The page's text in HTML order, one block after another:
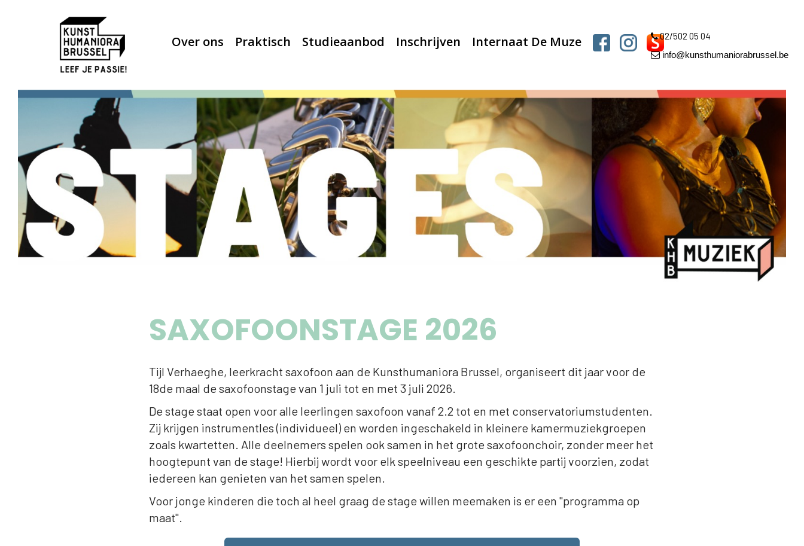
Over ons Praktisch Studieaanbod Inschrijven Internaat De Muze 02/502 05 04
info@kunsthumaniorabrussel.be
SAXOFOONSTAGE 2026
Tijl Verhaeghe, leerkracht saxofoon aan de Kunsthumaniora Brussel, organiseert dit jaar voor de
18de maal de saxofoonstage van 1 juli tot en met 3 juli 2026.
De stage staat open voor alle leerlingen saxofoon vanaf 2.2 tot en met conservatoriumstudenten.
Zij krijgen instrumentles (individueel) en worden ingeschakeld in kleinere kamermuziekgroepen
zoals kwartetten. Alle deelnemers spelen ook samen in het grote saxofoonchoir, zonder meer het
hoogtepunt van de stage! Hierbij wordt voor elk speelniveau een geschikte partij voorzien, zodat
iedereen kan genieten van het samen spelen.
Voor jonge kinderen die toch al heel graag de stage willen meemaken is er een "programma op
maat".